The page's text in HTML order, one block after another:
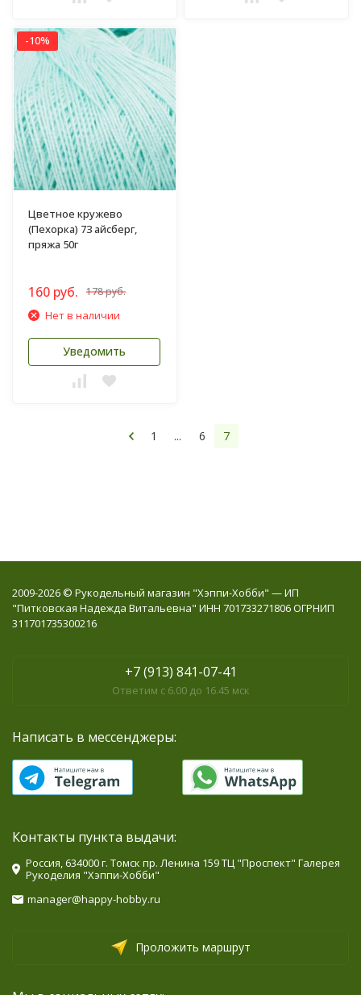
-10%
Цветное кружево
(Пехорка) 73 айсберг,
пряжа 50г
160 руб. 178 руб.
Нет в наличии
Уведомить
1 ... 6 7
2009-2026 © Рукодельный магазин "Хэппи-Хобби" — ИП
"Питковская Надежда Витальевна" ИНН 701733271806 ОГРНИП
311701735300216
+7 (913) 841-07-41
Ответим с 6.00 до 16.45 мск
Написать в мессенджеры:
Контакты пункта выдачи:
Россия, 634000 г. Томск пр. Ленина 159 ТЦ "Проспект" Галерея
Рукоделия "Хэппи-Хобби"
manager@happy-hobby.ru
Проложить маршрут